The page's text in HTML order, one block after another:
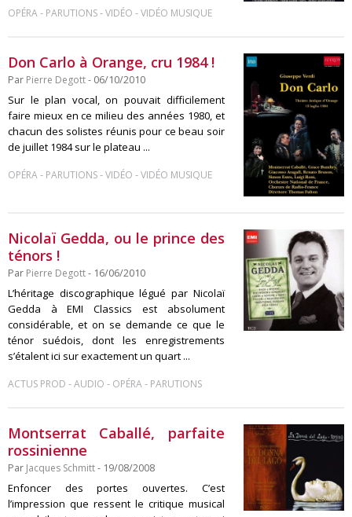
OPÉRA- PARUTIONS-VIDÉO -VIDÉO MUSIQUE
Don Carlo à Orange, cru 1984 !
Par Pierre Degott- 06/10/2010
Sur le plan vocal, on pouvait difficilement
faire mieux en ce milieu des années 1980, et
chacun des solistes réunis pour ce beau soir
de juillet 1984 sur le plateau ...
OPÉRA- PARUTIONS-VIDÉO -VIDÉO MUSIQUE
Nicolaï Gedda, ou le prince des
ténors !
Par Pierre Degott- 16/06/2010
L’héritage discographique légué par Nicolaï
Gedda à EMI Classics est absolument
considérable, et on se demande ce que le
ténor suédois, dont les enregistrements
s’étalent ici sur exactement un quart ...
ACTUS PROD -AUDIO - OPÉRA- PARUTIONS
Montserrat Caballé, parfaite
rossinienne
Par Jacques Schmitt- 19/08/2008
Enfoncer des portes ouvertes. C’est
l’impression que ressent le critique musical